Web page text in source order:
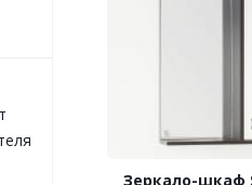
Зеркало-шкаф